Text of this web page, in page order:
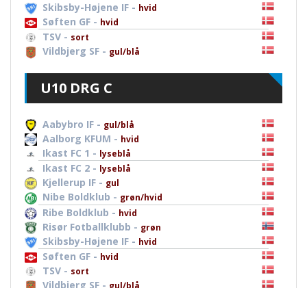
Skibsby-Højene IF - hvid
Søften GF - hvid
TSV - sort
Vildbjerg SF - gul/blå
U10 DRG C
Aabybro IF - gul/blå
Aalborg KFUM - hvid
Ikast FC 1 - lyseblå
Ikast FC 2 - lyseblå
Kjellerup IF - gul
Nibe Boldklub - grøn/hvid
Ribe Boldklub - hvid
Risør Fotballklubb - grøn
Skibsby-Højene IF - hvid
Søften GF - hvid
TSV - sort
Vildbjerg SF -